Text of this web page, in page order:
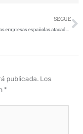
SEGUE
La mitad de las empresas españolas atacadas por ransomware se recuperan en una semana
publicada. Los
*